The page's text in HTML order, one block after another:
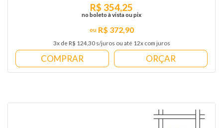
R$ 372,90
3x de R$ 124,30 s/juros ou até 12x com juros
R$ 354,25
no boleto à vista ou pix
ORÇAR
COMPRAR